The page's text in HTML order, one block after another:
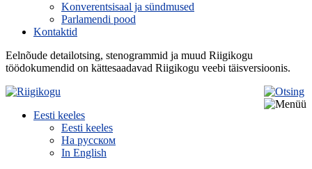
Konverentsisaal ja sündmused
Parlamendi pood
Kontaktid
Eelnõude detailotsing, stenogrammid ja muud Riigikogu
töödokumendid on kättesaadavad Riigikogu veebi täisversioonis.
Eesti keeles
Eesti keeles
На русском
In English